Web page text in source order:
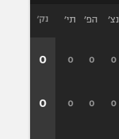
נצ׳ הפ׳ תי׳
0
0
0
0
0
0
נק׳
0
0